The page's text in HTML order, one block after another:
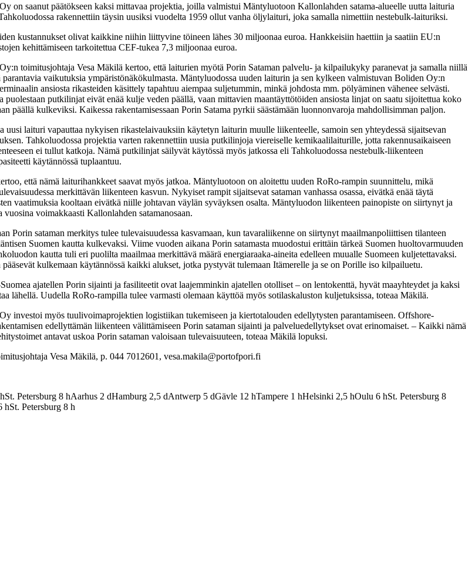
on saanut päätökseen kaksi mittavaa projektia, joilla valmistui Mäntyluotoon Kallonlahden satama-alueelle uutta laituria
rakennettiin täysin uusiksi vuodelta 1959 ollut vanha öljylaituri, joka samalla nimettiin nestebulk-laituriksi.
kustannukset olivat kaikkine niihin liittyvine töineen lähes 30 miljoonaa euroa. Hankkeisiin haettiin ja saatiin EU:n
kehittämiseen tarkoitettua CEF-tukea 7,3 miljoonaa euroa.
toimitusjohtaja Vesa Mäkilä kertoo, että laiturien myötä Porin Sataman palvelu- ja kilpailukyky paranevat ja samalla niillä
vaikutuksia ympäristönäkökulmasta. Mäntyluodossa uuden laiturin ja sen kylkeen valmistuvan Boliden Oy:n
ansiosta rikasteiden käsittely tapahtuu aiempaa suljetummin, minkä johdosta mm. pölyäminen vähenee selvästi.
puolestaan putkilinjat eivät enää kulje veden päällä, vaan mittavien maantäyttötöiden ansiosta linjat on saatu sijoitettua koko
päällä kulkeviksi. Kaikessa rakentamisessaan Porin Satama pyrkii säästämään luonnonvaroja mahdollisimman paljon.
uusi laituri vapauttaa nykyisen rikastelaivauksiin käytetyn laiturin muulle liikenteelle, samoin sen yhteydessä sijaitsevan
Tahkoluodossa projektia varten rakennettiin uusia putkilinjoja viereiselle kemikaalilaiturille, jotta rakennusaikaiseen
ei tullut katkoja. Nämä putkilinjat säilyvät käytössä myös jatkossa eli Tahkoluodossa nestebulk-liikenteen
käytännössä tuplaantuu.
että nämä laiturihankkeet saavat myös jatkoa. Mäntyluotoon on aloitettu uuden RoRo-rampin suunnittelu, mikä
merkittävän liikenteen kasvun. Nykyiset rampit sijaitsevat sataman vanhassa osassa, eivätkä enää täytä
vaatimuksia kooltaan eivätkä niille johtavan väylän syväyksen osalta. Mäntyluodon liikenteen painopiste on siirtynyt ja
voimakkaasti Kallonlahden satamanosaan.
Porin sataman merkitys tulee tulevaisuudessa kasvamaan, kun tavaraliikenne on siirtynyt maailmanpoliittisen tilanteen
Suomen kautta kulkevaksi. Viime vuoden aikana Porin satamasta muodostui erittäin tärkeä Suomen huoltovarmuuden
kautta tuli eri puolilta maailmaa merkittävä määrä energiaraaka-aineita edelleen muualle Suomeen kuljetettavaksi.
pääsevät kulkemaan käytännössä kaikki alukset, jotka pystyvät tulemaan Itämerelle ja se on Porille iso kilpailuetu.
ajatellen Porin sijainti ja fasiliteetit ovat laajemminkin ajatellen otolliset – on lentokenttä, hyvät maayhteydet ja kaksi
lähellä. Uudella RoRo-rampilla tulee varmasti olemaan käyttöä myös sotilaskaluston kuljetuksissa, toteaa Mäkilä.
investoi myös tuulivoimaprojektien logistiikan tukemiseen ja kiertotalouden edellytysten parantamiseen. Offshore-
edellyttämän liikenteen välittämiseen Porin sataman sijainti ja palveluedellytykset ovat erinomaiset. – Kaikki nämä
antavat uskoa Porin sataman valoisaan tulevaisuuteen, toteaa Mäkilä lopuksi.
Vesa Mäkilä, p. 044 7012601, vesa.makila@portofpori.fi
hSt. Petersburg 8 hAarhus 2 dHamburg 2,5 dAntwerp 5 dGävle 12 hTampere 1 hHelsinki 2,5 hOulu 6 hSt. Petersburg 8
hSt. Petersburg 8 h